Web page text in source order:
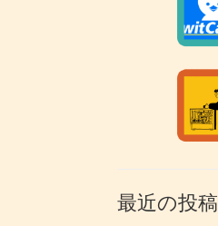
最近の投稿